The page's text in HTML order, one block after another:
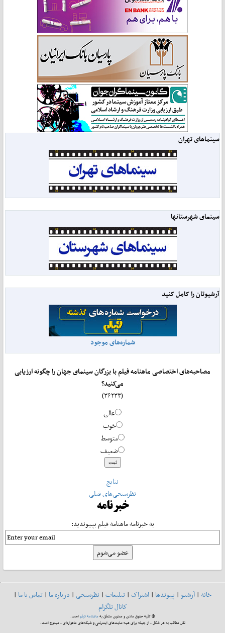
سینماهای تهران
سینمای شهرستانها
آرشیوتان را کامل کنید
شماره‌های موجود
مصاحبه‌های اختصاصی ماهنامه فیلم با بزرگان سینمای جهان را چگونه ارزیابی
می‌کنید؟
عالی
خوب
متوسط
ضعیف
نتایج
نظرسنجی‌های قبلی
خبرنامه
به خبرنامه ماهنامه فیلم بپیوندید:
خانه|آرشیو| پیوندها| اشتراک| تبلیغات| نظرسنجی| درباره ما| تماس با ما|
کانال تلگرام
© کلیه حقوق مادی و معنوی متعلق بهماهنامه فیلماست.
نقل مطالب به هر شکل - از جمله برای همه سایت‌های اینترنتی و شبکه‌های ماهواره‌ای - ممنوع است.